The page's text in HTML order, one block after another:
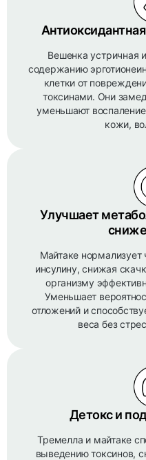
Вешенка устричная
содержанию
клетки от
токсинами. Они
уменьшают
кожи,
Улучшает
Майтаке нормализует
инсулину, снижая
организму
Уменьшает
отложений и
веса без
Детокс и
Тремелла и майтаке
выведению токсинов,